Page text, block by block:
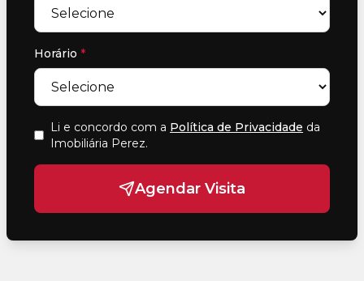
Horário *
Li e concordo com a Política de Privacidade da
Imobiliária Perez.
Agendar Visita